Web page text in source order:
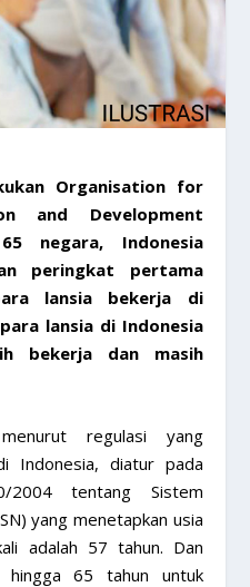
Organisation for
and Development
negara, Indonesia
peringkat pertama
lansia bekerja di
lansia di Indonesia
bekerja dan masih
regulasi yang
Indonesia, diatur pada
2004 tentang Sistem
yang menetapkan usia
adalah 57 tahun. Dan
hingga 65 tahun untuk